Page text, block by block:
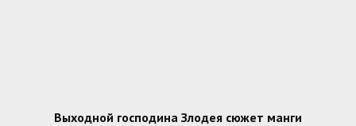
Выходной господина Злодея сюжет манги